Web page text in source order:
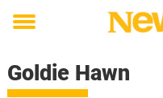
Toggle
Goldie Hawn